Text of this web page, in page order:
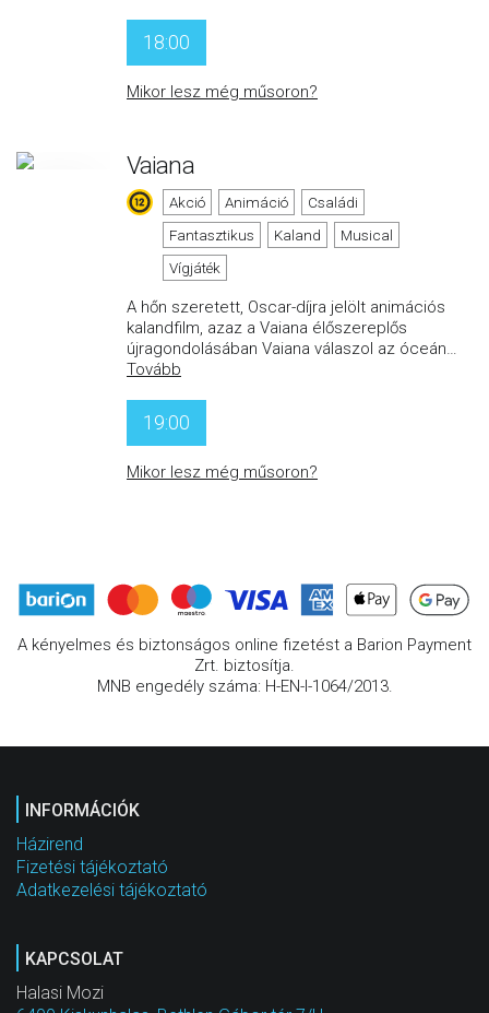
18:00
Mikor lesz még műsoron?
Vaiana
Akció Animáció
Családi
Fantasztikus
Kaland
Musical
Vígjáték
A hőn szeretett, Oscar-díjra jelölt animációs
kalandfilm, azaz a Vaiana élőszereplős
újragondolásában Vaiana válaszol az óceán…
Tovább
19:00
Mikor lesz még műsoron?
A kényelmes és biztonságos online fizetést a Barion Payment
Zrt. biztosítja.
MNB engedély száma: H-EN-I-1064/2013.
INFORMÁCIÓK
Házirend
Fizetési tájékoztató
Adatkezelési tájékoztató
KAPCSOLAT
Halasi Mozi